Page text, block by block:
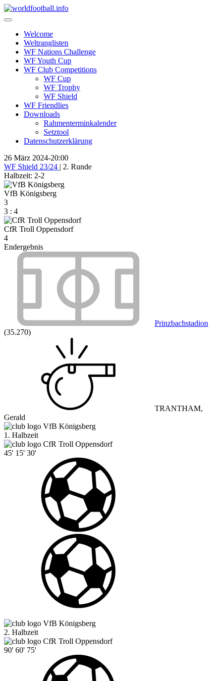
Skip
to
Welcome
Weltranglisten
WF Nations Challenge
WF Youth Cup
WF Club Competitions
WF Cup
WF Trophy
WF Shield
WF Friendlies
Downloads
Rahmenterminkalender
Setztool
Datenschutzerklärung
26 März 2024-20:00
WF Shield 23/24 | 2. Runde
Halbzeit: 2-2
VfB Königsberg
3
3 : 4
CfR Troll Oppensdorf
4
Endergebnis
Prinzbachstadion
(35.270)
TRANTHAM,
Gerald
VfB Königsberg
1. Halbzeit
CfR Troll Oppensdorf
45' 15' 30'
VfB Königsberg
2. Halbzeit
CfR Troll Oppensdorf
90' 60' 75'